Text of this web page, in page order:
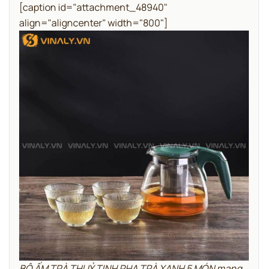
[caption id="attachment_48940"
align="aligncenter" width="800"]